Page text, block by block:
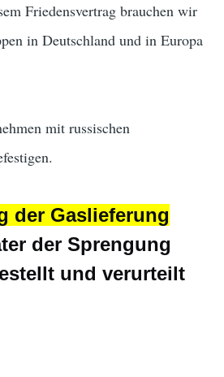
Friedensvertrag brauchen wir
in Deutschland und in Europa
mit russischen
der Gaslieferung
der Sprengung
und verurteilt